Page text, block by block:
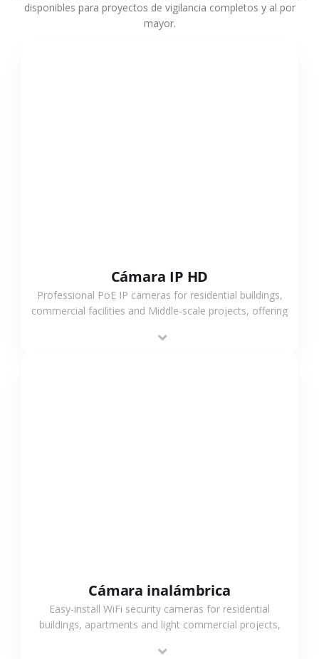
disponibles para proyectos de vigilancia completos y al por
mayor.
Cámara IP HD
Professional PoE IP cameras for residential buildings,
commercial facilities and Middle-scale projects, offering
support.
Cámara inalámbrica
Easy-install WiFi security cameras for residential
buildings, apartments and light commercial projects,
surveillance solutions.